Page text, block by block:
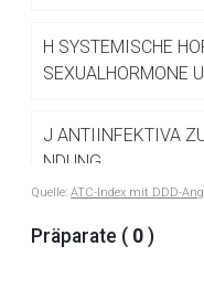
H SYSTEMISCHE
SEXUALHORMONE
J ANTIINFEKTIVA
NDUNG
J01 ANTIBIOTIKA
ANWENDUNG
Quelle: ATC-Index mit DDD-
Präparate ( 0 )